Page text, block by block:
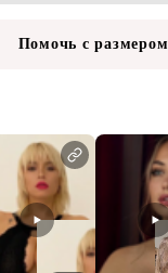
Помочь с размером